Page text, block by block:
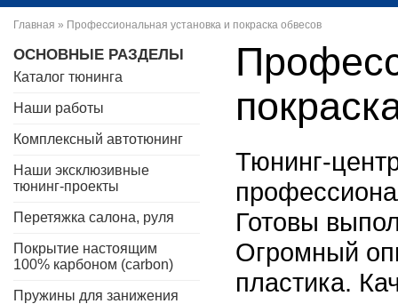
Главная » Профессиональная установка и покраска обвесов
ОСНОВНЫЕ РАЗДЕЛЫ
Каталог тюнинга
Наши работы
Комплексный автотюнинг
Наши эксклюзивные
тюнинг-проекты
Перетяжка салона, руля
Покрытие настоящим
100% карбоном (carbon)
Пружины для занижения
Тюнинг-
Готовы
Огромный
пластика.